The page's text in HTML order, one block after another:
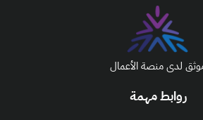
روابط مهمة
لدى منصة الأعمال